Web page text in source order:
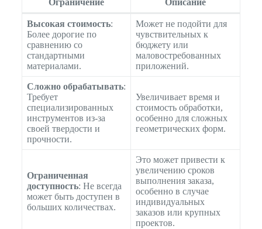
Ограничение Описание
Высокая стоимость:
Более дорогие по
сравнению со
стандартными
материалами.
Может не подойти для
чувствительных к
бюджету или
маловостребованных
приложений.
Сложно обрабатывать:
Требует
специализированных
инструментов из-за
своей твердости и
прочности.
Увеличивает время и
стоимость обработки,
особенно для сложных
геометрических форм.
Ограниченная
доступность: Не всегда
может быть доступен в
больших количествах.
Это может привести к
увеличению сроков
выполнения заказа,
особенно в случае
индивидуальных
заказов или крупных
проектов.